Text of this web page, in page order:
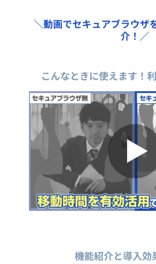
＼動画でセキュアブラウザ
介！／
こんなときに使えます！
機能紹介と導入効